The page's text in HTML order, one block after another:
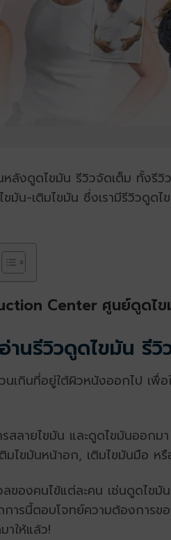
ลังดูดไขมัน รีวิวจัดเต็ม ทั้งรี
-เติมไขมัน ซึ่งเรามีรีวิวดูดไ
Center ศูนย์ดูดไข
อ่านรีวิวดูดไขมัน รีวิ
เกินที่อยู่ใต้ผิวหนังออกไป เพื่
รสลายไขมัน และดูดไขมันออ
มไขมันหน้าอก, เติมไขมันมือ ห
ลของคนไข้แต่ละคน เช่นดูดไ
ารนี้ตอบโจทย์ความต้องการ
าให้แล้ว!